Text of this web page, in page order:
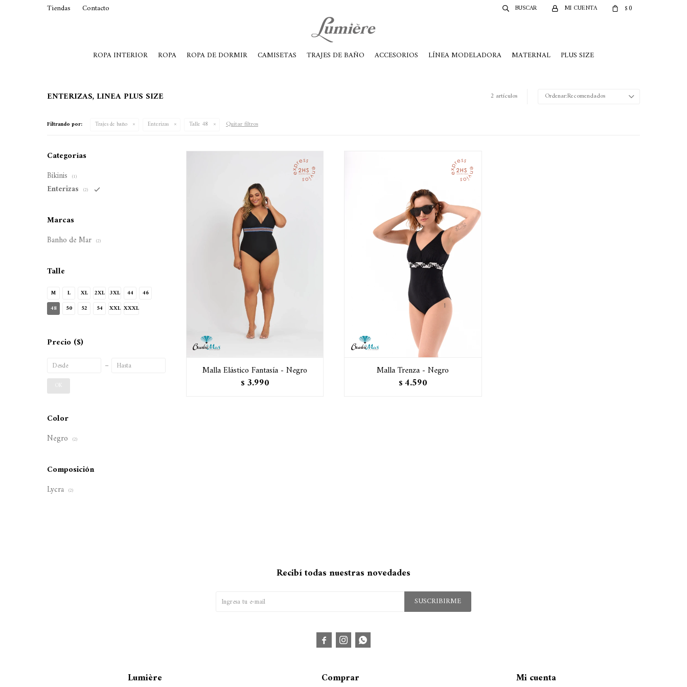
ROPA INTERIOR ROPA ROPA DE DORMIR CAMISETAS TRAJES DE BAÑO ACCESORIOS LÍNEA MODELADORA MATERNAL PLUS SIZE
$0
Tiendas Contacto
ENTERIZAS, LINEA PLUS SIZE 2 artículos Recomendados
Filtrando por: Trajes de baño Enterizas Talle 48 Quitar filtros
Malla Elástico Fantasía - Negro
$ 3.990
Malla Trenza - Negro
$ 4.590
Categorías
Bikinis (1)
Enterizas (2)
Marcas
Banho de Mar (2)
Talle
M L XL 2XL 3XL 44
46
48
50 52 54 XXL XXXL
Precio ($)
OK
Color
Negro (2)
Composición
Lycra (2)
Lumière Comprar Mi cuenta
Recibí todas nuestras novedades
SUSCRIBIRME
  